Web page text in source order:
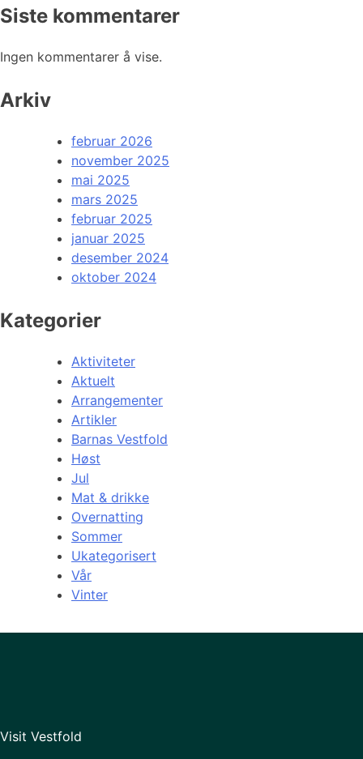
Siste kommentarer
Ingen kommentarer å vise.
Arkiv
februar 2026
november 2025
mai 2025
mars 2025
februar 2025
januar 2025
desember 2024
oktober 2024
Kategorier
Aktiviteter
Aktuelt
Arrangementer
Artikler
Barnas Vestfold
Høst
Jul
Mat & drikke
Overnatting
Sommer
Ukategorisert
Vår
Vinter
Visit Vestfold